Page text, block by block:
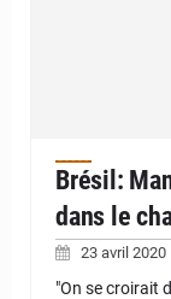
Brésil:
dans le
23 avril 2020
"On se croirait